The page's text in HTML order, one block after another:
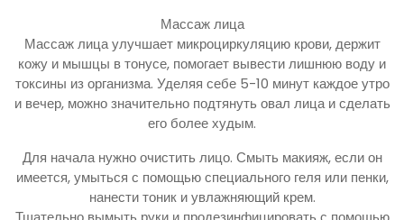
Массаж лица
Массаж лица улучшает микроциркуляцию крови, держит
кожу и мышцы в тонусе, помогает вывести лишнюю воду и
токсины из организма. Уделяя себе 5-10 минут каждое утро
и вечер, можно значительно подтянуть овал лица и сделать
его более худым.
Для начала нужно очистить лицо. Смыть макияж, если он
имеется, умыться с помощью специального геля или пенки,
нанести тоник и увлажняющий крем.